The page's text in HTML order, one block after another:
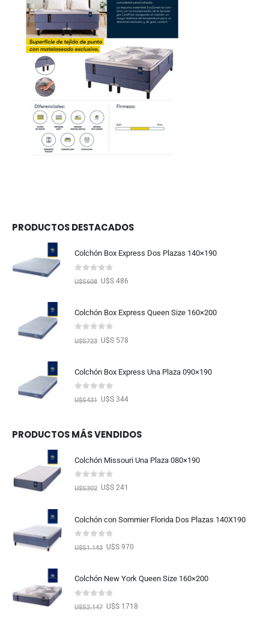
PRODUCTOS DESTACADOS
Colchón Box Express Dos Plazas 140×190
out of 5
U$S608 U$S 486
Colchón Box Express Queen Size 160×200
out of 5
U$S723 U$S 578
Colchón Box Express Una Plaza 090×190
out of 5
U$S431 U$S 344
PRODUCTOS MÁS VENDIDOS
Colchón Missouri Una Plaza 080×190
out of 5
U$S302 U$S 241
Colchón con Sommier Florida Dos Plazas 140X190
out of 5
U$S1.143 U$S 970
Colchón New York Queen Size 160×200
out of 5
U$S2.147 U$S 1718